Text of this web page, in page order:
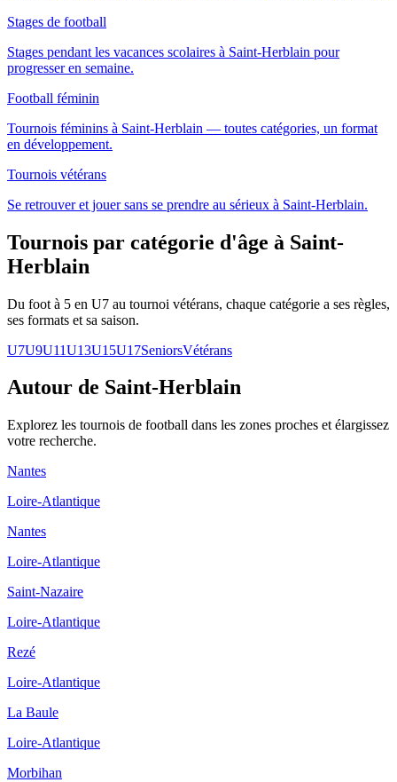
Stages de football
Stages pendant les vacances scolaires à Saint-Herblain pour
progresser en semaine.
Football féminin
Tournois féminins à Saint-Herblain — toutes catégories, un format
en développement.
Tournois vétérans
Se retrouver et jouer sans se prendre au sérieux à Saint-Herblain.
Tournois par catégorie d'âge à Saint-
Herblain
Du foot à 5 en U7 au tournoi vétérans, chaque catégorie a ses règles,
ses formats et sa saison.
U7U9U11U13U15U17SeniorsVétérans
Autour de Saint-Herblain
Explorez les tournois de football dans les zones proches et élargissez
votre recherche.
Nantes
Loire-Atlantique
Nantes
Loire-Atlantique
Saint-Nazaire
Loire-Atlantique
Rezé
Loire-Atlantique
La Baule
Loire-Atlantique
Morbihan